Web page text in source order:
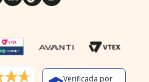
Verificada por